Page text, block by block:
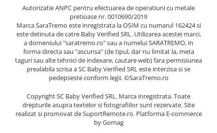
Autorizatie ANPC pentru efectuarea de operatiuni cu metale
pretioase nr. 0010690/2019
Marca SaraTremo este inregistrata la OSIM cu numarul 162424 si
este detinuta de catre Baby Verified SRL. Utilizarea acestei marci,
a domeniului "saratremo.ro" sau a numelui SARATREMO, in
forma directa sau "ascunsa" (de tipul, dar nu limitat la, meta
taguri sau alte tehnici de indexare, cautare web) fara permisiunea
prealabila scrisa a SC Baby Verified SRL este interzisa si se
pedepseste conform legii. ©SaraTremo.ro
Copyright SC Baby Verified SRL. Marca inregistrata. Toate
drepturile asupra textelor si fotografiilor sunt rezervate. Site
realizat si promovat de SuportRemote.ro. Platforma E-commerce
by Gomag